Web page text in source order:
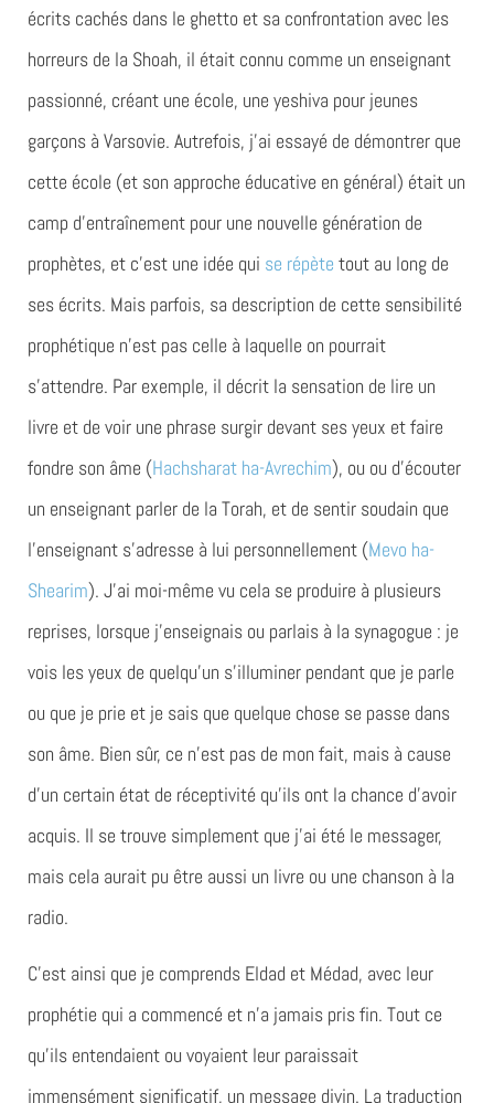
écrits cachés dans le ghetto et sa confrontation avec les
horreurs de la Shoah, il était connu comme un enseignant
passionné, créant une école, une yeshiva pour jeunes
garçons à Varsovie. Autrefois, j’ai essayé de démontrer que
cette école (et son approche éducative en général) était un
camp d’entraînement pour une nouvelle génération de
prophètes, et c’est une idée qui se répète tout au long de
ses écrits. Mais parfois, sa description de cette sensibilité
prophétique n’est pas celle à laquelle on pourrait
s’attendre. Par exemple, il décrit la sensation de lire un
livre et de voir une phrase surgir devant ses yeux et faire
fondre son âme (Hachsharat ha-Avrechim), ou ou d’écouter
un enseignant parler de la Torah, et de sentir soudain que
l’enseignant s’adresse à lui personnellement (Mevo ha-
Shearim). J’ai moi-même vu cela se produire à plusieurs
reprises, lorsque j’enseignais ou parlais à la synagogue : je
vois les yeux de quelqu’un s’illuminer pendant que je parle
ou que je prie et je sais que quelque chose se passe dans
son âme. Bien sûr, ce n’est pas de mon fait, mais à cause
d’un certain état de réceptivité qu’ils ont la chance d’avoir
acquis. Il se trouve simplement que j’ai été le messager,
mais cela aurait pu être aussi un livre ou une chanson à la
radio.
C’est ainsi que je comprends Eldad et Médad, avec leur
prophétie qui a commencé et n’a jamais pris fin. Tout ce
qu’ils entendaient ou voyaient leur paraissait
immensément significatif, un message divin. La traduction